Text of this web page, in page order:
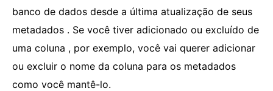
banco de dados desde a última atualização de seus
metadados . Se você tiver adicionado ou excluído de
uma coluna , por exemplo, você vai querer adicionar
ou excluir o nome da coluna para os metadados
como você mantê-lo.